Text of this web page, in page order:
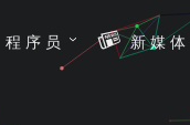
程 序 员 新 媒 体